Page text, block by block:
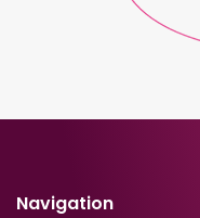
Navigation